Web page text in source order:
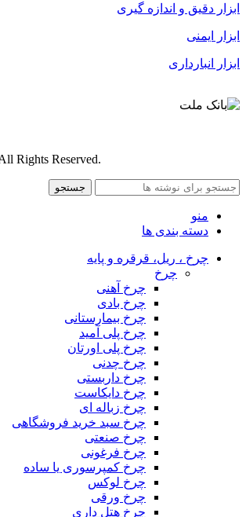
ابزار دقیق و اندازه گیری
ابزار ایمنی
ابزار انبارداری
Rights Reserved.
جستجو
منو
دسته بندی ها
چرخ ، ریل، قرقره و پایه
چرخ
چرخ آهنی
چرخ بادی
چرخ بیمارستانی
چرخ پلی آمید
چرخ پلی اورتان
چرخ چدنی
چرخ داربستی
چرخ دایکاست
چرخ زباله ای
چرخ سبد خرید فروشگاهی
چرخ صنعتی
چرخ فرغونی
چرخ کمپرسوری یا ساده
چرخ لوکس
چرخ ورقی
چرخ هتل داری